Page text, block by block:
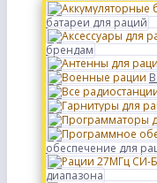
батареи для раций
брендам
обеспечение для
диапазона